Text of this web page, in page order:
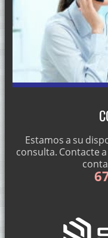
Estamos a su
consulta. Contacte